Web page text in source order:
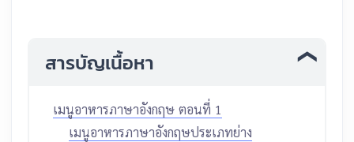
สารบัญเนื้อหา
เมนูอาหารภาษาอังกฤษ ตอนที่ 1
เมนูอาหารภาษาอังกฤษประเภทย่าง